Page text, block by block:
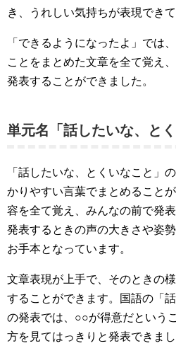
き、うれしい気持ちが表現できて
「できるようになったよ」では
ことをまとめた文章を全て覚え
発表することができました。
単元名「話したいな、とく
「話したいな、とくいなこと」
かりやすい言葉でまとめること
容を全て覚え、みんなの前で発
発表するときの声の大きさや姿
お手本となっています。
文章表現が上手で、そのときの
することができます。国語の「
の発表では、○○が得意だという
方を見てはっきりと発表できまし